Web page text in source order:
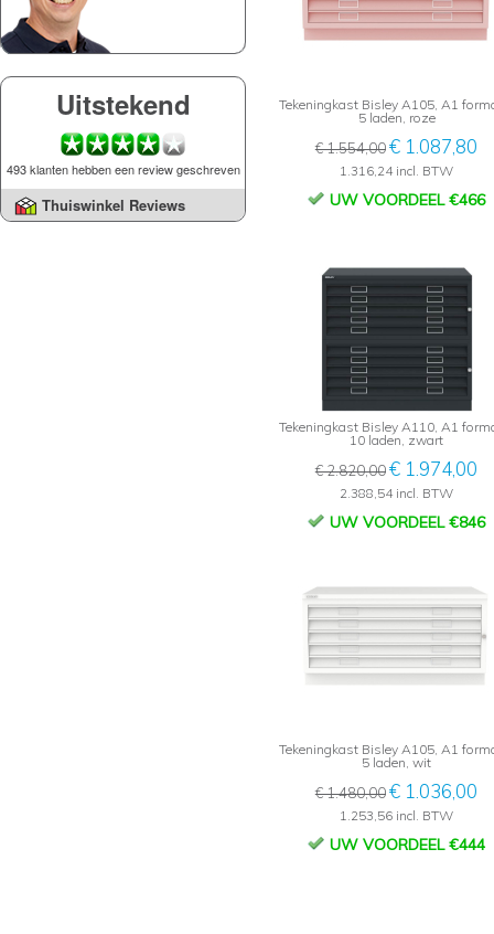
Uitstekend
493 klanten hebben een review geschreven
Thuiswinkel Reviews
Tekeningkast Bisley A105, A1
5 laden, roze
€ 1.554,00€ 1.087,80
1.316,24 incl. BTW
UW VOORDEEL €466
Tekeningkast Bisley A110, A1
10 laden, zwart
€ 2.820,00€ 1.974,00
2.388,54 incl. BTW
UW VOORDEEL €846
Tekeningkast Bisley A105, A1
5 laden, wit
€ 1.480,00€ 1.036,00
1.253,56 incl. BTW
UW VOORDEEL €444